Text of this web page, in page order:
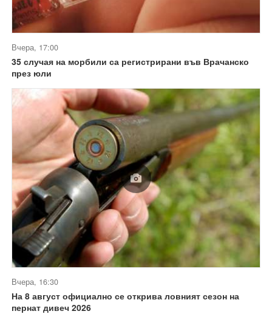
Вчера, 17:00
35 случая на морбили са регистрирани във Врачанско
през юли
Вчера, 16:30
На 8 август официално се открива ловният сезон на
пернат дивеч 2026